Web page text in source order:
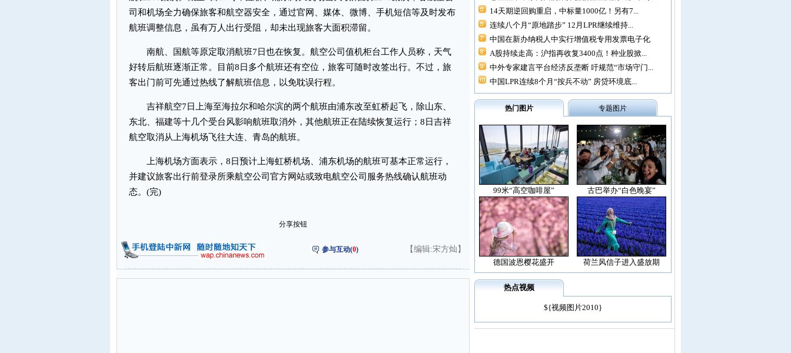
司和机场全力确保旅客和航空器安全，通过官网、媒体、微博、手机短信等及时发布
航班调整信息，虽有万人出行受阻，却未出现旅客大面积滞留。
南航、国航等原定取消航班7日也在恢复。航空公司值机柜台工作人员称，天气
好转后航班逐渐正常。目前8日多个航班还有空位，旅客可随时改签出行。不过，旅
客出门前可先通过热线了解航班信息，以免耽误行程。
吉祥航空7日上海至海拉尔和哈尔滨的两个航班由浦东改至虹桥起飞，除山东、
东北、福建等十几个受台风影响航班取消外，其他航班正在陆续恢复运行；8日吉祥
航空取消从上海机场飞往大连、青岛的航班。
上海机场方面表示，8日预计上海虹桥机场、浦东机场的航班可基本正常运行，
并建议旅客出行前登录所乘航空公司官方网站或致电航空公司服务热线确认航班动
态。(完)
分享按钮
参与互动(0) 【编辑:宋方灿】
14天期逆回购重启，中标量1000亿！另有7...
连续八个月“原地踏步” 12月LPR继续维持...
中国在新办纳税人中实行增值税专用发票电子化
A股持续走高：沪指再收复3400点！种业股掀...
中外专家建言平台经济反垄断 吁规范“市场守门...
中国LPR连续8个月“按兵不动” 房贷环境底...
热门图片 专题图片
99米“高空咖啡屋” 古巴举办“白色晚宴”
德国波恩樱花盛开 荷兰风信子进入盛放期
热点视频
${视频图片2010}